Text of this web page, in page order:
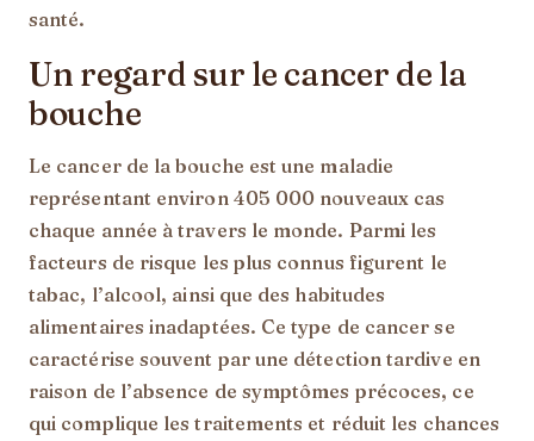
santé.
Un regard sur le cancer de la
bouche
Le cancer de la bouche est une maladie
représentant environ 405 000 nouveaux cas
chaque année à travers le monde. Parmi les
facteurs de risque les plus connus figurent le
tabac, l’alcool, ainsi que des habitudes
alimentaires inadaptées. Ce type de cancer se
caractérise souvent par une détection tardive en
raison de l’absence de symptômes précoces, ce
qui complique les traitements et réduit les chances